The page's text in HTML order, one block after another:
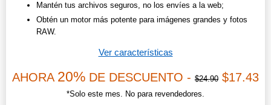
Mantén tus archivos seguros, no los envíes a la web;
Obtén un motor más potente para imágenes grandes y fotos
RAW.
Ver características
AHORA 20% DE DESCUENTO - $24.90 $17.43
*Solo este mes. No para revendedores.